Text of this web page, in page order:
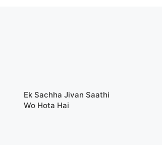
Ek Sachha Jivan Saathi
Wo Hota Hai